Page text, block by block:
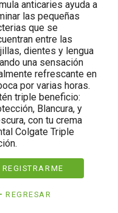
anticaries ayuda a
las pequeñas
que se
entre las
dientes y lengua
una sensación
refrescante en
por varias horas.
triple beneficio:
Blancura, y
con tu crema
Colgate Triple
REGISTRARME
REGRESAR